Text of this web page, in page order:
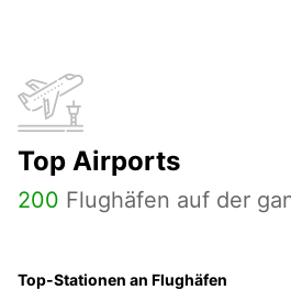
Top Airports
200 Flughäfen auf der
Top-Stationen an Flughäfen